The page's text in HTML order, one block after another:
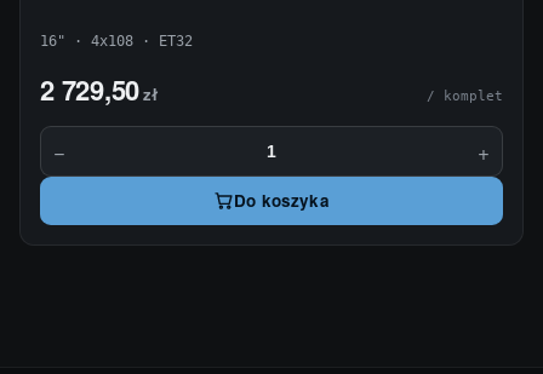
16" · 4x108 · ET32
2 729,50zł / komplet
− +
Do koszyka